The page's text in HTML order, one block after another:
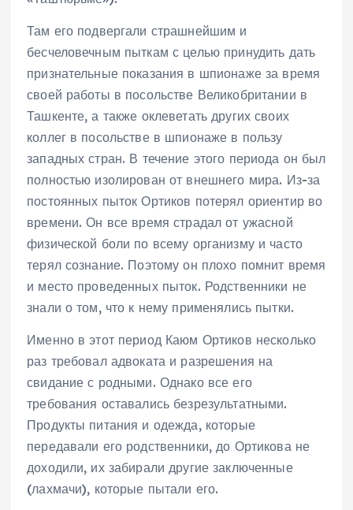
Там его подвергали страшнейшим и
бесчеловечным пыткам с целью принудить дать
признательные показания в шпионаже за время
своей работы в посольстве Великобритании в
Ташкенте, а также оклеветать других своих
коллег в посольстве в шпионаже в пользу
западных стран. В течение этого периода он был
полностью изолирован от внешнего мира. Из-за
постоянных пыток Ортиков потерял ориентир во
времени. Он все время страдал от ужасной
физической боли по всему организму и часто
терял сознание. Поэтому он плохо помнит время
и место проведенных пыток. Родственники не
знали о том, что к нему применялись пытки.
Именно в этот период Каюм Ортиков несколько
раз требовал адвоката и разрешения на
свидание с родными. Однако все его
требования оставались безрезультатными.
Продукты питания и одежда, которые
передавали его родственники, до Ортикова не
доходили, их забирали другие заключенные
(лахмачи), которые пытали его.